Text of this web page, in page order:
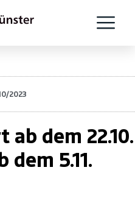
2023
dem 22.10.
5.11.